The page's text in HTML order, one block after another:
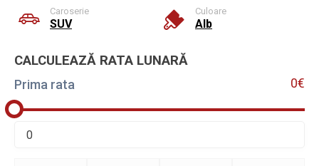
Caroserie
SUV
Culoare
Alb
CALCULEAZĂ RATA LUNARĂ
Prima rata 0€